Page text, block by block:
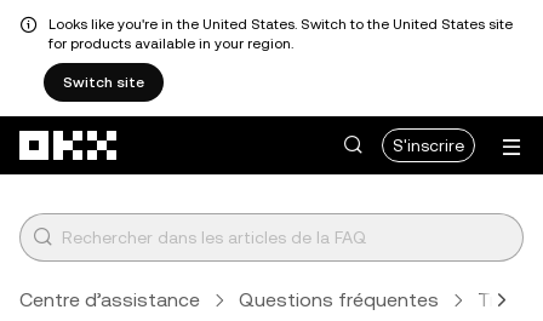
Looks like you're in the United States. Switch to the United States site
for products available in your region.
Switch site
S'inscrire
Centre d’assistance Questions fréquentes